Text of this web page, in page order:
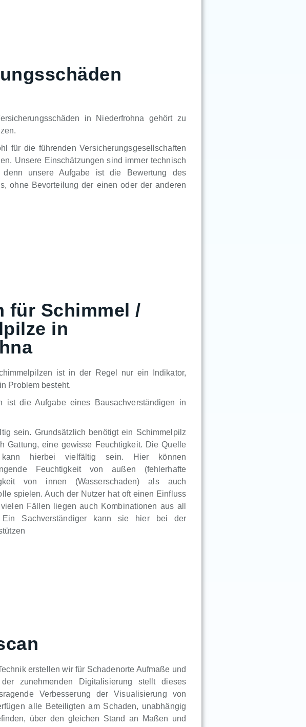
in Niederfrohna gehört zu
für die führenden Versicherungsgesellschaften
Unsere Einschätzungen sind immer technisch
denn unsere Aufgabe ist die Bewertung des
ohne Bevorteilung der einen oder der anderen
für Schimmel /
in
ist in der Regel nur ein Indikator,
Problem besteht.
ist die Aufgabe eines Bausachverständigen in
sein. Grundsätzlich benötigt ein Schimmelpilz
Gattung, eine gewisse Feuchtigkeit. Die Quelle
kann hierbei vielfältig sein. Hier können
Feuchtigkeit von außen (fehlerhafte
von innen (Wasserschaden) als auch
spielen. Auch der Nutzer hat oft einen Einfluss
Fällen liegen auch Kombinationen aus all
Sachverständiger kann sie hier bei der
erstellen wir für Schadenorte Aufmaße und
zunehmenden Digitalisierung stellt dieses
Verbesserung der Visualisierung von
alle Beteiligten am Schaden, unabhängig
über den gleichen Stand an Maßen und